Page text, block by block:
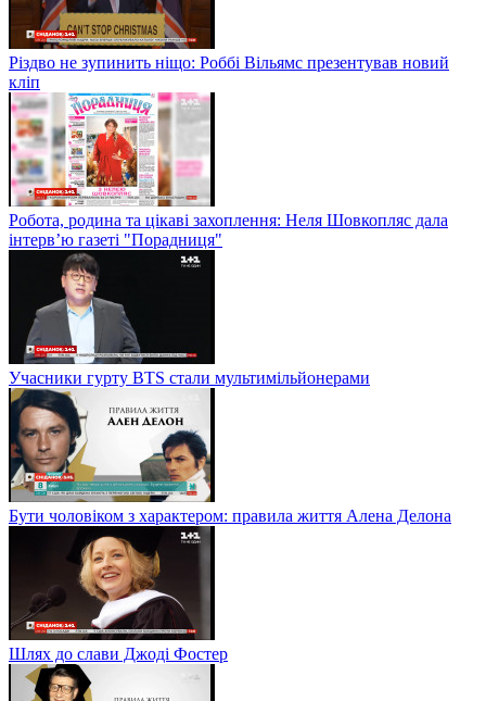
Різдво не зупинить ніщо: Роббі Вільямс презентував новий
кліп
Робота, родина та цікаві захоплення: Неля Шовкопляс дала
інтерв’ю газеті "Порадниця"
Учасники гурту BTS стали мультимільйонерами
Бути чоловіком з характером: правила життя Алена Делона
Шлях до слави Джоді Фостер